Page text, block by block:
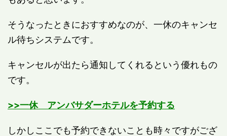
そうなったときにおすすめなのが、一休のキャンセ
ル待ちシステムです。
キャンセルが出たら通知してくれるという優れもの
です。
>>一休 アンバサダーホテルを予約する
しかしここでも予約できないことも時々ですがござ